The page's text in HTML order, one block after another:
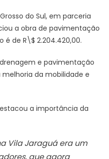
obras
de
a
–
de
do Sul, em parceria
a obra de pavimentação
é de R\$ 2.204.420,00.
e pavimentação
da mobilidade e
a importância da
Vila Jaraguá era um